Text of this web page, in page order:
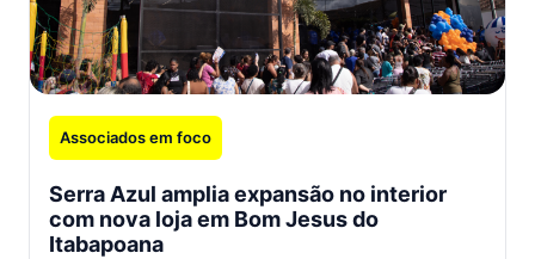
Associados em foco
Serra Azul amplia expansão no interior
com nova loja em Bom Jesus do
Itabapoana